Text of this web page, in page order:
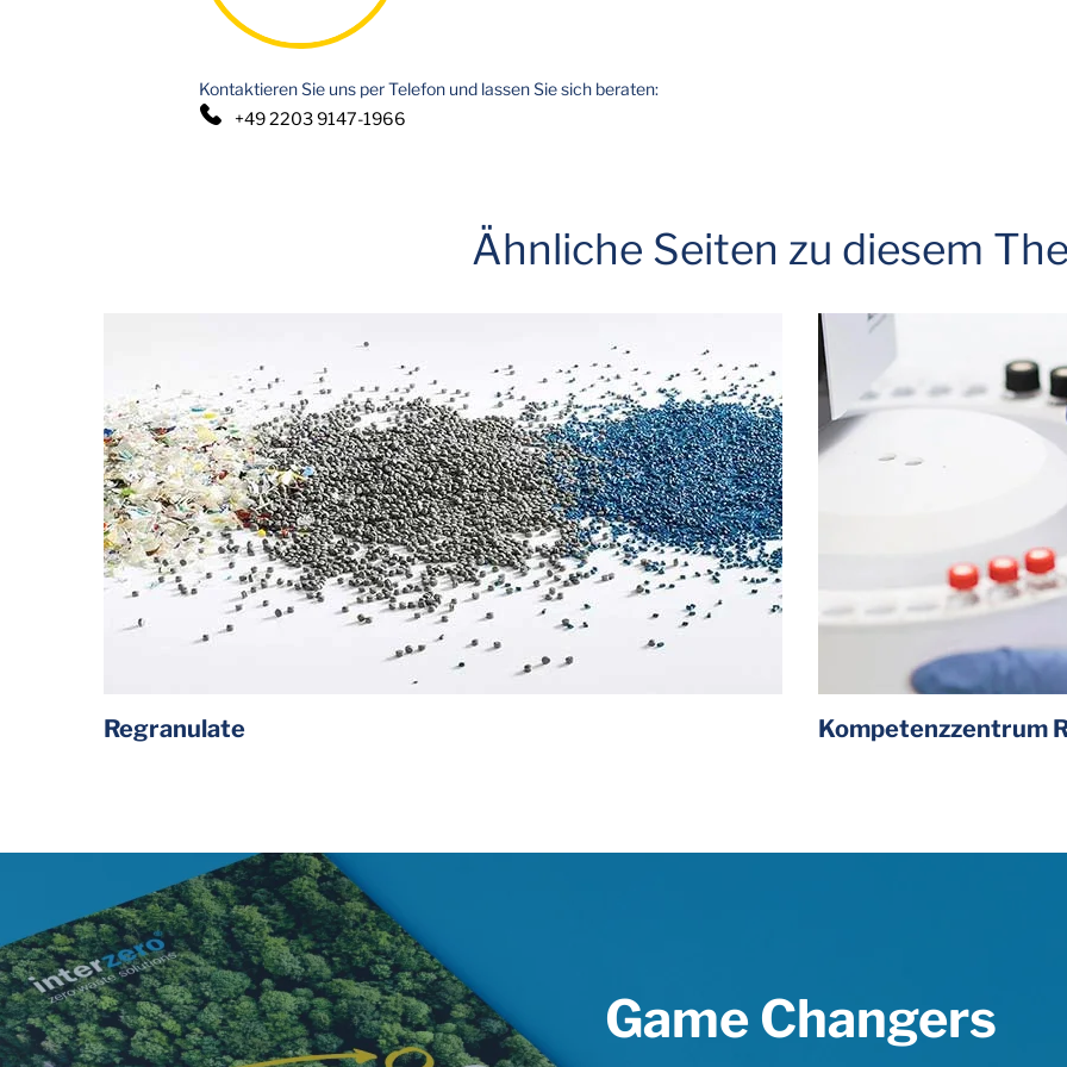
Kontaktieren Sie uns per Telefon und lassen Sie sich beraten:
+49 2203 9147-1966
Ähnliche Seiten zu diesem
Regranulate Kompetenzzentrum
Game Changers